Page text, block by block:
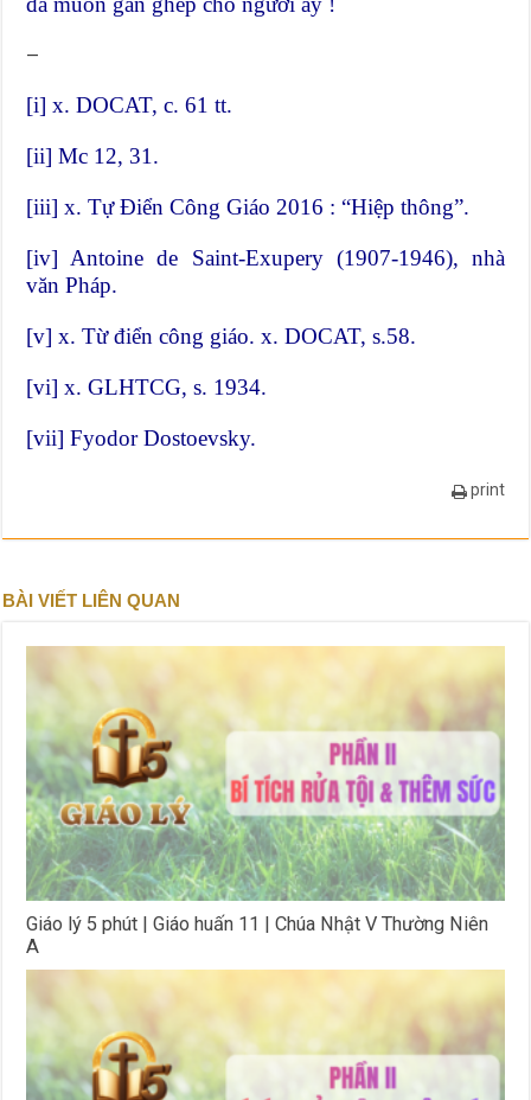
—
[i] x. DOCAT, c. 61 tt.
[ii] Mc 12, 31.
[iii] x. Tự Điển Công Giáo 2016 : “Hiệp thông”.
[iv] Antoine de Saint-Exupery (1907-1946), nhà
văn Pháp.
[v] x. Từ điển công giáo. x. DOCAT, s.58.
[vi] x. GLHTCG, s. 1934.
[vii] Fyodor Dostoevsky.
print
BÀI VIẾT LIÊN QUAN
Giáo lý 5 phút | Giáo huấn 11 | Chúa Nhật V Thường Niên
A